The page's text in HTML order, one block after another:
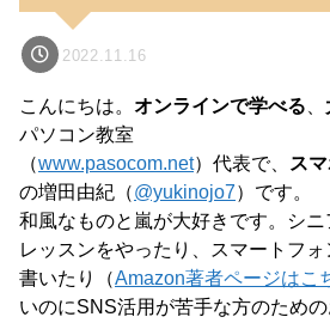
2022.11.16
こんにちは。 オンラインで学べる
パソコン教室
（www.pasocom.net）代表で、 ス
の増田由紀（@yukinojo7）です。
和風なものと嵐が大好きです。シ
レッスンをやったり、スマートフ
書いたり（Amazon著者ページはこ
いのにSNS活用が苦手な方のため